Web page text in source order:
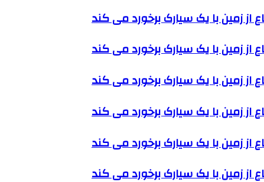
از زمین با یک سیارک برخورد می کند
از زمین با یک سیارک برخورد می کند
از زمین با یک سیارک برخورد می کند
از زمین با یک سیارک برخورد می کند
از زمین با یک سیارک برخورد می کند
از زمین با یک سیارک برخورد می کند